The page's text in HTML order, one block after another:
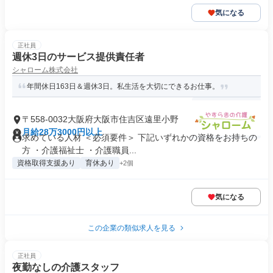
気になる
正社員
週休3日のサービス提供責任者
シャローム株式会社
年間休日163日＆週休3日。私生活を大切にできるお仕事。
〒558-0032大阪府大阪市住吉区遠里小野
月給28万3000円以上
求めている人材 ＜必須要件＞ 下記いずれかの資格をお持ちの
方 ・介護福祉士 ・介護職員...
資格取得支援あり 育休あり +2個
気になる
この企業の類似求人を見る
正社員
夜勤なしの介護スタッフ